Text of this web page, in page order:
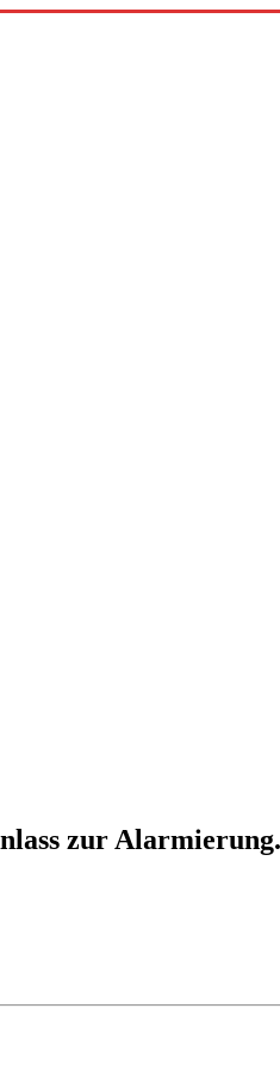
zur Alarmierung.